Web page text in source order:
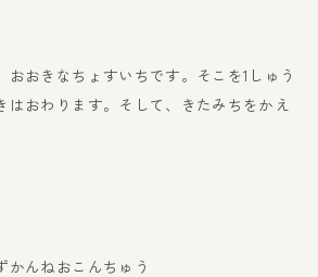
おおきなちょすいちです。そこを1しゅう
はおわります。そして、きたみちをかえ
かんねおこんちゅう